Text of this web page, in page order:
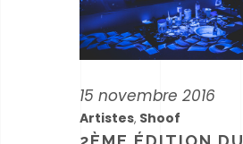
15 novembre 2016
Artistes, Shoof